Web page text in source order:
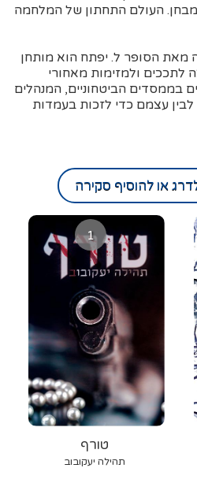
העולם התחתון של המלחמה
הסופר ל. יפתח הוא מותחן
ולמזימות מאחורי
בממסדים הביטחוניים, המנהלים
עצמם כדי לזכות בעמדות
או להוסיף סקירה
1
טורף
תהילה יעקובוב